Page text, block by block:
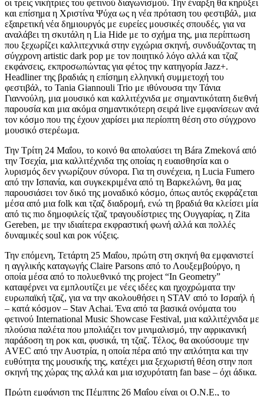
οι τρεις νικήτριες του φετινού διαγωνισμού. Την έναρξη θα κηρύξει
και επίσημα η Χριστίνα Ψύχα ως η νέα πρόταση του φεστιβάλ, μια
εξαιρετική νέα δημιουργός με ευρείες μουσικές σπουδές, για να
αναλάβει τη σκυτάλη η Lia Hide με το σχήμα της, μια περίπτωση
που ξεχωρίζει καλλιτεχνικά στην εγχώρια σκηνή, συνδυάζοντας τη
σύγχρονη artistic dark pop με τον ποιητικό λόγο αλλά και τζαζ
εκφάνσεις, εκπροσωπώντας για φέτος την κατηγορία Jazz+.
Headliner της βραδιάς η επίσημη ελληνική συμμετοχή του
φεστιβάλ, το Tania Giannouli Trio με ιθύνουσα την Τάνια
Γιαννούλη, μια μουσικό και καλλιτέχνιδα με σημαντικότατη διεθνή
παρουσία και μια ακόμα σημαντικότερη σειρά live εμφανίσεων ανά
τον κόσμο που της έχουν χαρίσει μια περίοπτη θέση στο σύγχρονο
μουσικό στερέωμα.
Την Τρίτη 24 Μαΐου, το κοινό θα απολαύσει τη Bára Zmeková από
την Τσεχία, μια καλλιτέχνιδα της οποίας η ευαισθησία και ο
λυρισμός δεν γνωρίζουν σύνορα. Για τη συνέχεια, η Lucia Fumero
από την Ισπανία, και συγκεκριμένα από τη Βαρκελώνη, θα μας
παρουσιάσει τον δικό της μοναδικό κόσμο, όπως αυτός εκφράζεται
μέσα από μια folk και τζαζ διαδρομή, ενώ τη βραδιά θα κλείσει μία
από τις πιο δημοφιλείς τζαζ τραγουδίστριες της Ουγγαρίας, η Zita
Gereben, με την ιδιαίτερα εκφραστική φωνή αλλά και πολλές
δυναμικές soul και ροκ νύξεις.
Την επόμενη, Τετάρτη 25 Μαΐου, πρώτη στη σκηνή θα εμφανιστεί
η αγγλικής καταγωγής Claire Parsons από το Λουξεμβούργο, η
οποία μέσα από το πολυεθνικό της project “In Geometry”
καταφέρνει να εμπλουτίζει με νέες ιδέες και ηχοχρώματα την
ευρωπαϊκή τζαζ, για να την ακολουθήσει η STAV από το Ισραήλ ή
– κατά κόσμον – Stav Achai. Ένα από τα βασικά ονόματα του
φετινού International Music Showcase Festival, μια καλλιτέχνιδα με
πλούσια παλέτα που μπολιάζει τον μινιμαλισμό, την αφρικανική
παράδοση τη ροκ και, φυσικά, τη τζαζ. Τέλος, θα ακούσουμε την
ΑVEC από την Αυστρία, η οποία πέρα από την απλότητα και την
ευθύτητα της μουσικής της, κατέχει μια ξεχωριστή θέση στην ποπ
σκηνή της χώρας της αλλά και μια ισχυρότατη fan base – όχι άδικα.
Πρώτη εμφάνιση της Πέμπτης 26 Μαΐου είναι οι O.N.E., το